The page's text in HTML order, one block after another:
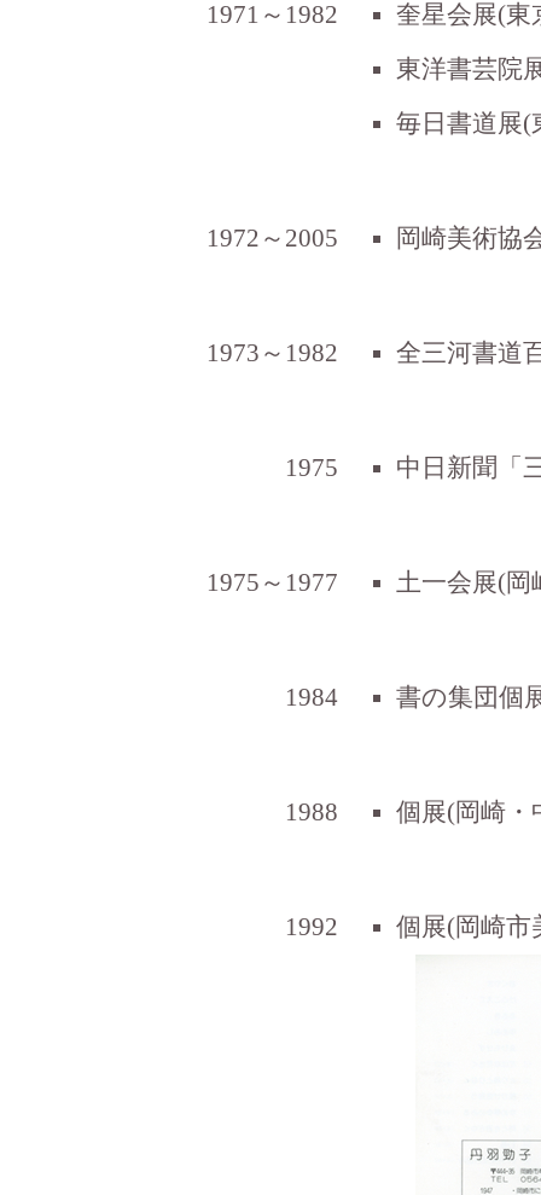
1971～1982
奎星会展(東
東洋書芸院
毎日書道展(
1972～2005 岡崎美術協
1973～1982 全三河書道
1975 中日新聞「
1975～1977 土一会展(岡
1984 書の集団個
1988 個展(岡崎
1992 個展(岡崎市